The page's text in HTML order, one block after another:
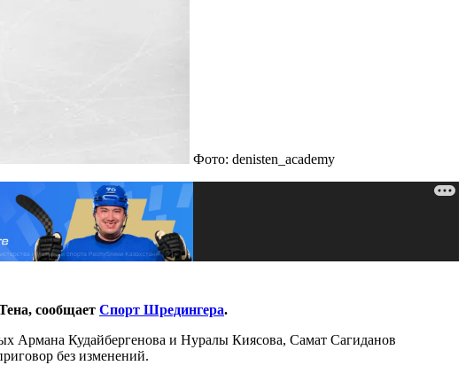
Фото: denisten_academy
сообщает Спорт Шредингера.
Армана Кудайбергенова и Нуралы Киясова, Самат Сагиданов
без изменений.